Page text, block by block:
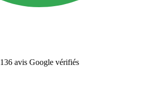
136 avis Google vérifiés